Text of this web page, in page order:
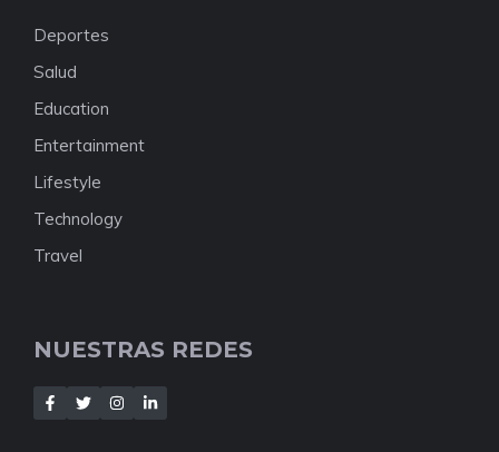
Deportes
Salud
Education
Entertainment
Lifestyle
Technology
Travel
NUESTRAS REDES